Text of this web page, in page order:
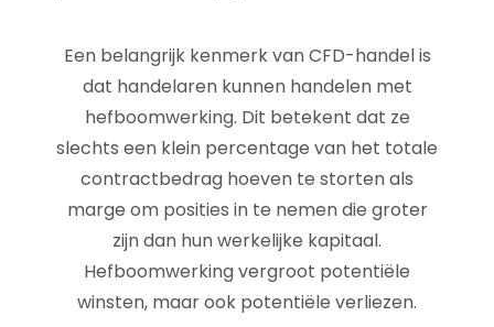
Een belangrijk kenmerk van CFD-handel is
dat handelaren kunnen handelen met
hefboomwerking. Dit betekent dat ze
slechts een klein percentage van het totale
contractbedrag hoeven te storten als
marge om posities in te nemen die groter
zijn dan hun werkelijke kapitaal.
Hefboomwerking vergroot potentiële
winsten, maar ook potentiële verliezen.